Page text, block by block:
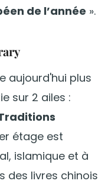
de l’année ».
aujourd'hui plus
sur 2 ailes :
étage est
islamique et à
des livres chinois